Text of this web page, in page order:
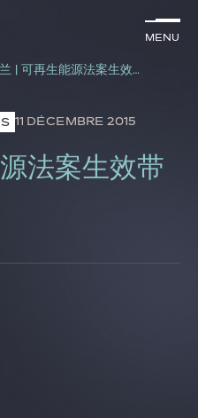
Menu
clés
Menu
波兰 | 可再生能源法案生效带来的影响
11 DÉCEMBRE 2015
法案生效带